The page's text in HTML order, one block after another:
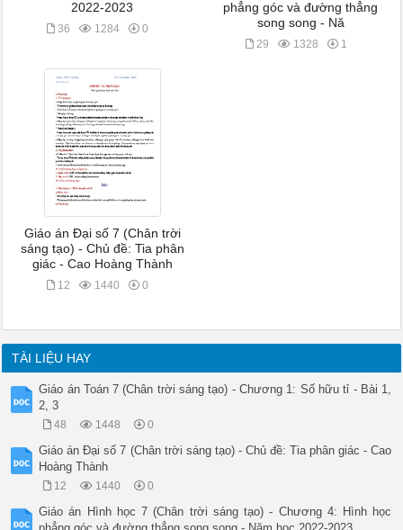
2022-2023
36 1284 0
phẳng góc và đường thẳng
song song - Nă
29 1328 1
Giáo án Đại số 7 (Chân trời
sáng tạo) - Chủ đề: Tia phân
giác - Cao Hoàng Thành
12 1440 0
TÀI LIỆU HAY
Giáo án Toán 7 (Chân trời sáng tạo) - Chương 1: Số hữu tỉ - Bài 1,
2, 3
48 1448 0
Giáo án Đại số 7 (Chân trời sáng tạo) - Chủ đề: Tia phân giác - Cao
Hoàng Thành
12 1440 0
Giáo án Hình học 7 (Chân trời sáng tạo) - Chương 4: Hình học